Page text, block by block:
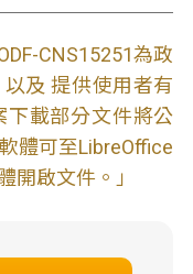
CNS15251為政
及 提供使用者有
下載部分文件將公
體可至LibreOffice
開啟文件。」